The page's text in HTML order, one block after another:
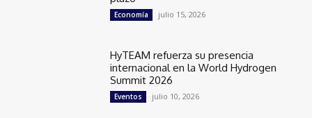
Economía julio 15, 2026
HyTEAM refuerza su presencia
internacional en la World Hydrogen
Summit 2026
Eventos julio 10, 2026